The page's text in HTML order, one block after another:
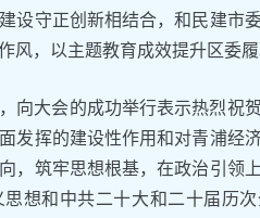
设守正创新相结合，和民建市
风，以主题教育成效提升区委履
向大会的成功举行表示热烈祝
发挥的建设性作用和对青浦经
，筑牢思想根基，在政治引领
想和中共二十大和二十届历